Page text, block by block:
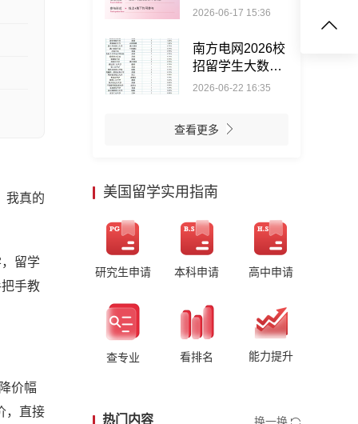
我真的
留学
手教
价幅
，直接
讲座+面试+校友
2026-06-17 15:36
南方电网2026校
招留学生大数
据：294位全球
2026-06-22 16:35
查看更多
美国留学实用指南
研究生申请 本科申请 高中申请
查专业 看排名 能力提升
热门内容